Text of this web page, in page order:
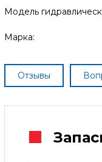
Модель
Марка:
Отзывы